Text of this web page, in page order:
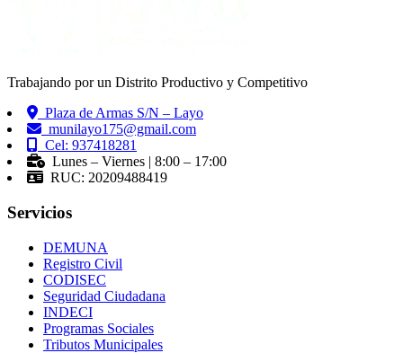
Trabajando por un Distrito Productivo y Competitivo
Plaza de Armas S/N – Layo
munilayo175@gmail.com
Cel: 937418281
Lunes – Viernes | 8:00 – 17:00
RUC: 20209488419
Servicios
DEMUNA
Registro Civil
CODISEC
Seguridad Ciudadana
INDECI
Programas Sociales
Tributos Municipales